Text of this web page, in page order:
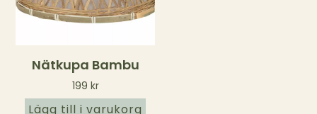
Nätkupa Bambu
199 kr
Lägg till i varukorg